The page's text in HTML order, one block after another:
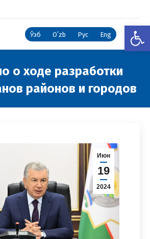
Ўзб Oʻzb Рус Eng
о ходе разработки
районов и городов
Июн
19
2024